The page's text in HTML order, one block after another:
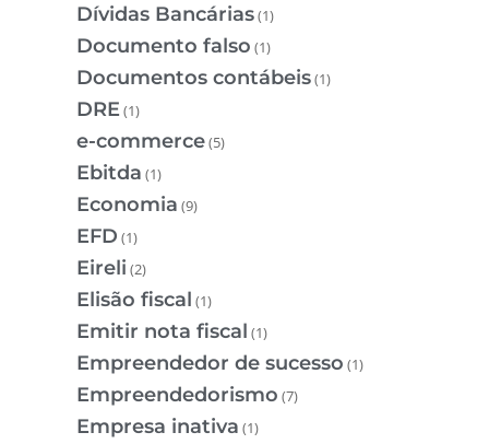
Dívidas Bancárias(1)
Documento falso (1)
Documentos contábeis(1)
DRE(1)
e-commerce(5)
Ebitda (1)
Economia (9)
EFD (1)
Eireli (2)
Elisão fiscal (1)
Emitir nota fiscal (1)
Empreendedor de sucesso (1)
Empreendedorismo (7)
Empresa inativa (1)